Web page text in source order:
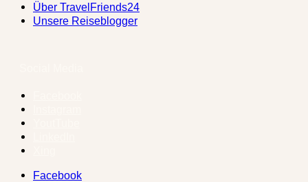
Über TravelFriends24
Unsere Reiseblogger
Facebook